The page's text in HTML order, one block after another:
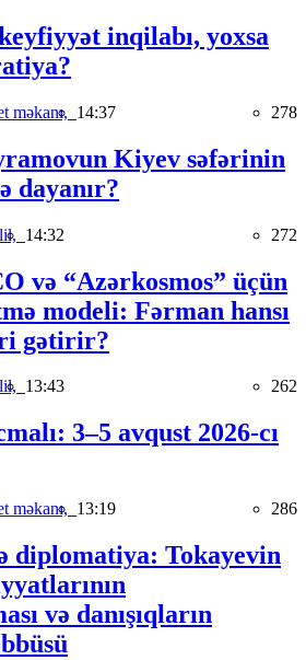
inqilabı, yoxsa
məkanı, 14:37 278
Kiyev səfərinin
dayanır?
14:32 272
və “Azərkosmos” üçün
modeli: Fərman hansı
gətirir?
13:43 262
3–5 avqust 2026-cı
məkanı, 13:19 286
diplomatiya: Tokayevin
və danışıqların